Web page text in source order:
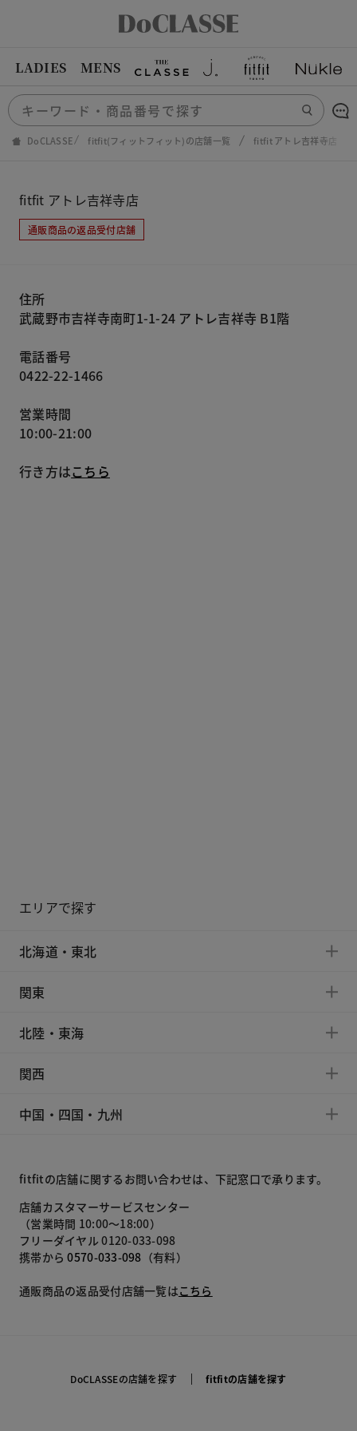
LADIES MENS
DoCLASSE fitfit(フィットフィット)の店舗一覧 fitfit アトレ吉祥寺店
fitfit アトレ吉祥寺店
通販商品の返品受付店舗
住所
武蔵野市吉祥寺南町1-1-24 アトレ吉祥寺 B1階
電話番号
0422-22-1466
営業時間
10:00-21:00
行き方はこちら
エリアで探す
北海道・東北
関東
北陸・東海
関西
中国・四国・九州
fitfitの店舗に関するお問い合わせは、下記窓口で承ります。
店舗カスタマーサービスセンター
（営業時間 10:00～18:00）
フリーダイヤル 0120-033-098
携帯から0570-033-098 （有料）
通販商品の返品受付店舗一覧はこちら
DoCLASSEの店舗を探す fitfitの店舗を探す